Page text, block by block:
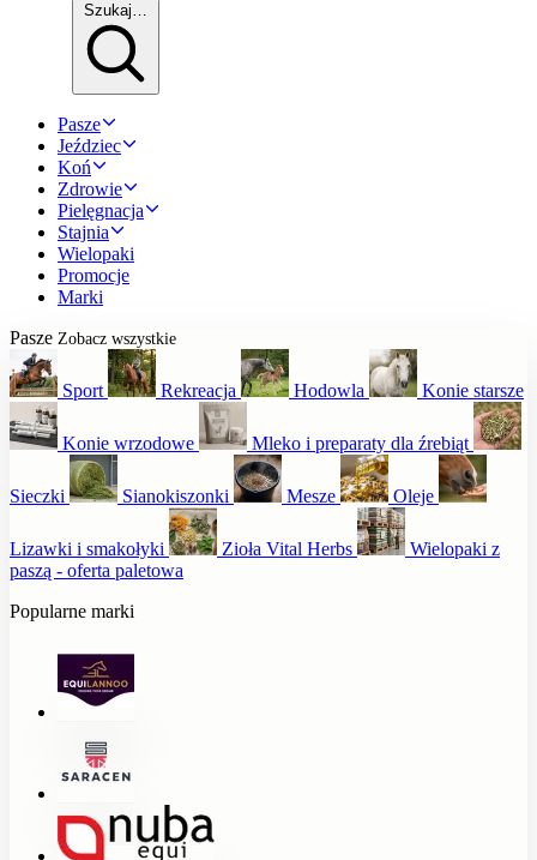
Szukaj…
Pasze
Jeździec
Koń
Zdrowie
Pielęgnacja
Stajnia
Wielopaki
Promocje
Marki
Pasze Zobacz wszystkie
Sport Rekreacja Hodowla Konie starsze
Konie wrzodowe Mleko i preparaty dla źrebiąt
Sieczki Sianokiszonki Mesze Oleje
Lizawki i smakołyki Zioła Vital Herbs
Wielopaki z
paszą - oferta paletowa
Popularne marki